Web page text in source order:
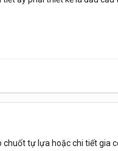
chuốt tự lựa hoặc chi tiết